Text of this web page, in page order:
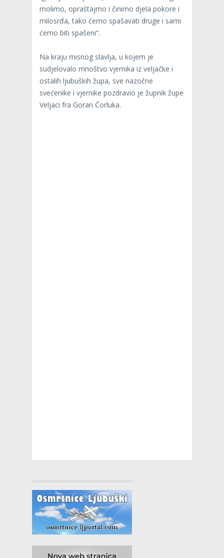
molimo, opraštajmo i činimo djela pokore i
milosrđa, tako ćemo spašavati druge i sami
ćemo biti spašeni“.
Na kraju misnog slavlja, u kojem je
sudjelovalo mnoštvo vjernika iz veljačke i
ostalih ljubuških župa, sve nazočne
svećenike i vjernike pozdravio je župnik župe
Veljaci fra Goran Ćorluka.